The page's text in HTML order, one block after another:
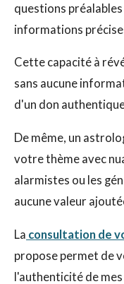
questions
informations
Cette capacité à
sans aucune
d'un don
De même, un
votre thème avec
alarmistes ou les
aucune valeur
La consultation de
propose permet de
l'authenticité de